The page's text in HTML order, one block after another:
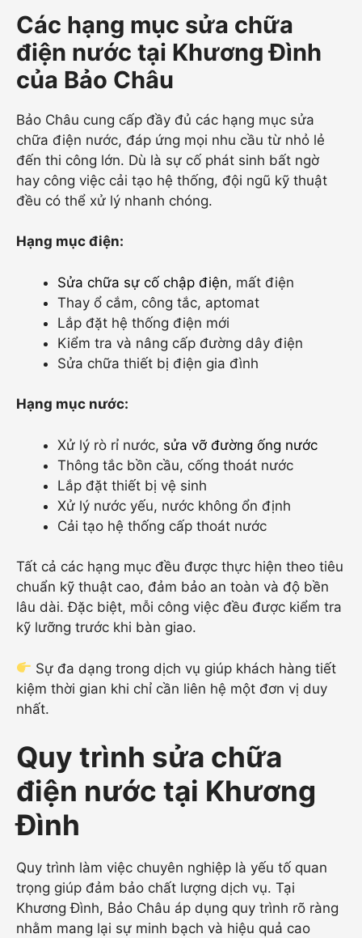
Các hạng mục sửa chữa
điện nước tại Khương Đình
của Bảo Châu
Bảo Châu cung cấp đầy đủ các hạng mục sửa
chữa điện nước, đáp ứng mọi nhu cầu từ nhỏ lẻ
đến thi công lớn. Dù là sự cố phát sinh bất ngờ
hay công việc cải tạo hệ thống, đội ngũ kỹ thuật
đều có thể xử lý nhanh chóng.
Hạng mục điện:
Sửa chữa sự cố chập điện, mất điện
Thay ổ cắm, công tắc, aptomat
Lắp đặt hệ thống điện mới
Kiểm tra và nâng cấp đường dây điện
Sửa chữa thiết bị điện gia đình
Hạng mục nước:
Xử lý rò rỉ nước, sửa vỡ đường ống nước
Thông tắc bồn cầu, cống thoát nước
Lắp đặt thiết bị vệ sinh
Xử lý nước yếu, nước không ổn định
Cải tạo hệ thống cấp thoát nước
Tất cả các hạng mục đều được thực hiện theo tiêu
chuẩn kỹ thuật cao, đảm bảo an toàn và độ bền
lâu dài. Đặc biệt, mỗi công việc đều được kiểm tra
kỹ lưỡng trước khi bàn giao.
Sự đa dạng trong dịch vụ giúp khách hàng tiết
kiệm thời gian khi chỉ cần liên hệ một đơn vị duy
nhất.
Quy trình sửa chữa
điện nước tại Khương
Đình
Quy trình làm việc chuyên nghiệp là yếu tố quan
trọng giúp đảm bảo chất lượng dịch vụ. Tại
Khương Đình, Bảo Châu áp dụng quy trình rõ ràng
nhằm mang lại sự minh bạch và hiệu quả cao